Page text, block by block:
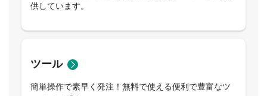
供しています。
ツール
簡単操作で素早く発注！無料で使える便利で豊富なツ